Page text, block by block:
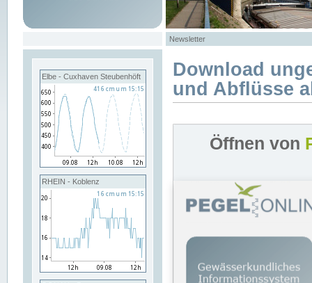
Newsletter
Elbe - Cuxhaven Steubenhöft
RHEIN - Koblenz
Download
und Abflüsse
Öffnen von